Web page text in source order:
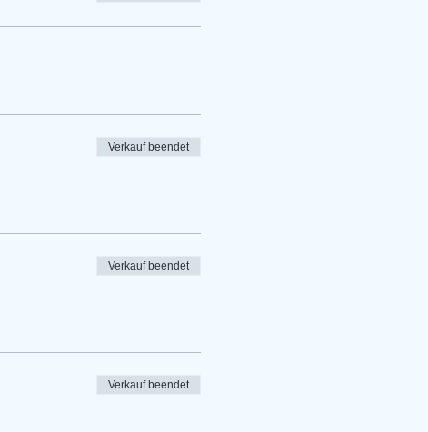
Verkauf beendet
Verkauf beendet
Verkauf beendet